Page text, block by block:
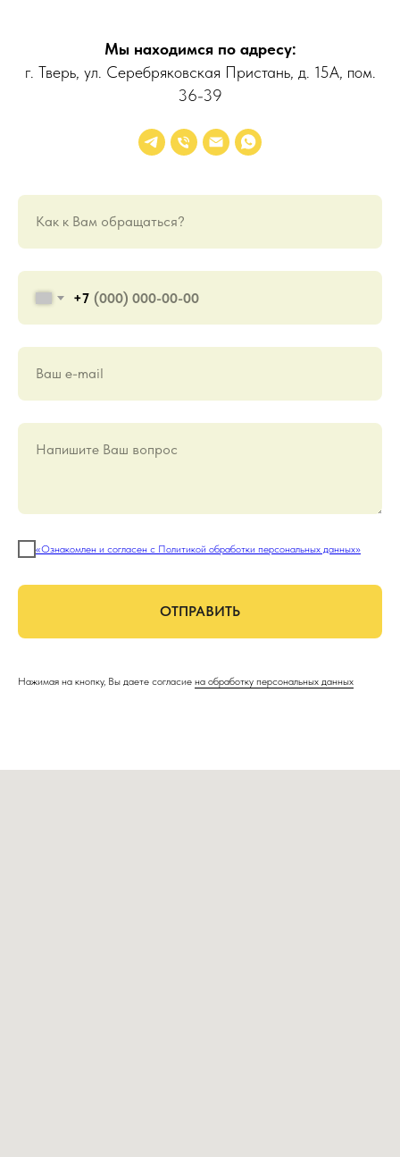
Мы находимся по адресу:
г. Тверь, ул. Серебряковская Пристань, д. 15А, пом.
36-39
Как к Вам обращаться?
+7
Ваш е-mail
Напишите Ваш вопрос
«Ознакомлен и согласен с Политикой обработки персональных данных»
ОТПРАВИТЬ
Нажимая на кнопку, Вы даете согласие на обработку персональных данных